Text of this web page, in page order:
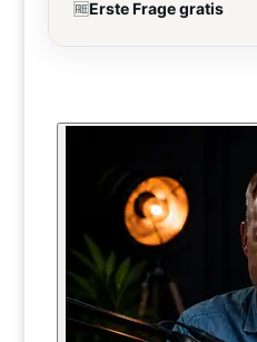
🆓Erste Frage gratis